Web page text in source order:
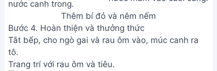
Thêm bí đỏ và nêm nếm
Bước 4. Hoàn thiện và thưởng thức
Tắt bếp, cho ngò gai và rau ôm vào, múc canh ra
tô.
Trang trí với rau ôm và tiêu.